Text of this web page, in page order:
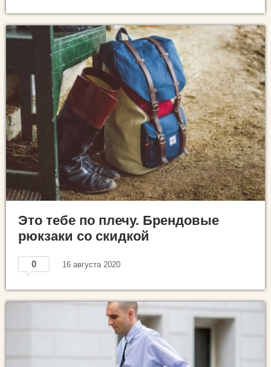
Это тебе по плечу. Брендовые
рюкзаки со скидкой
0 16 августа 2020